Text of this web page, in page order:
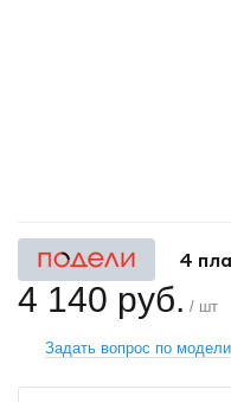
4
4 140 руб. / шт
Задать вопрос по модели